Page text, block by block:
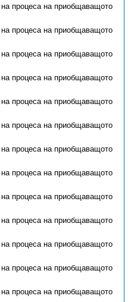
процеса на приобщаващото
процеса на приобщаващото
процеса на приобщаващото
процеса на приобщаващото
процеса на приобщаващото
процеса на приобщаващото
процеса на приобщаващото
процеса на приобщаващото
процеса на приобщаващото
процеса на приобщаващото
процеса на приобщаващото
процеса на приобщаващото
процеса на приобщаващото